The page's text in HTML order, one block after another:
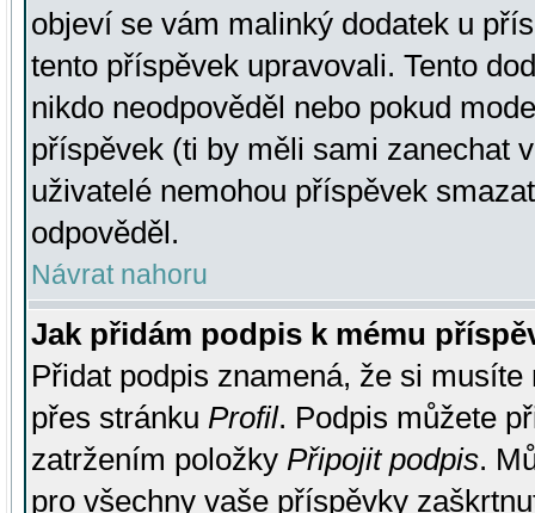
objeví se vám malinký dodatek u
tento příspěvek upravovali. Tento
nikdo neodpověděl nebo pokud
příspěvek (ti by měli sami zanechat
uživatelé nemohou příspěvek
odpověděl.
Návrat nahoru
Jak přidám podpis k mému
Přidat podpis znamená, že si
přes stránku Profil. Podpis můžete
zatržením položky Připojit podpis.
pro všechny vaše příspěvky